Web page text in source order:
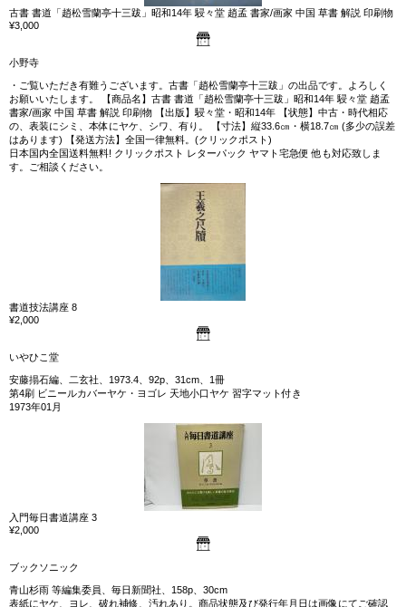
古書 書道「趙松雪蘭亭十三跋」昭和14年 駸々堂 趙孟 書家/画家 中国 草書 解説 印刷物
¥3,000
小野寺
・ご覧いただき有難うございます。古書「趙松雪蘭亭十三跋」の出品です。よろしく
お願いいたします。 【商品名】古書 書道「趙松雪蘭亭十三跋」昭和14年 駸々堂 趙孟
書家/画家 中国 草書 解説 印刷物 【出版】駸々堂・昭和14年 【状態】中古・時代相応
の、表装にシミ、本体にヤケ、シワ、有り。 【寸法】縦33.6㎝・横18.7㎝ (多少の誤差
はあります) 【発送方法】全国一律無料。(クリックポスト)
日本国内全国送料無料! クリックポスト レターパック ヤマト宅急便 他も対応致しま
す。ご相談ください。
書道技法講座 8
¥2,000
いやひこ堂
安藤搨石編、二玄社、1973.4、92p、31cm、1冊
第4刷 ビニールカバーヤケ・ヨゴレ 天地小口ヤケ 習字マット付き
1973年01月
入門毎日書道講座 3
¥2,000
ブックソニック
青山杉雨 等編集委員、毎日新聞社、158p、30cm
表紙にヤケ、ヨレ、破れ補修、汚れあり。商品状態及び発行年月日は画像にてご確認